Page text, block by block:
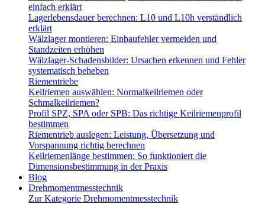
einfach erklärt
Lagerlebensdauer berechnen: L10 und L10h verständlich
erklärt
Wälzlager montieren: Einbaufehler vermeiden und
Standzeiten erhöhen
Wälzlager-Schadensbilder: Ursachen erkennen und Fehler
systematisch beheben
Riementriebe
Keilriemen auswählen: Normalkeilriemen oder
Schmalkeilriemen?
Profil SPZ, SPA oder SPB: Das richtige Keilriemenprofil
bestimmen
Riementrieb auslegen: Leistung, Übersetzung und
Vorspannung richtig berechnen
Keilriemenlänge bestimmen: So funktioniert die
Dimensionsbestimmung in der Praxis
Blog
Drehmomentmesstechnik
Zur Kategorie Drehmomentmesstechnik